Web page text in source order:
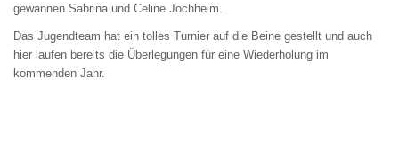
gewannen Sabrina und Celine Jochheim.
Das Jugendteam hat ein tolles Turnier auf die Beine gestellt und auch
hier laufen bereits die Überlegungen für eine Wiederholung im
kommenden Jahr.